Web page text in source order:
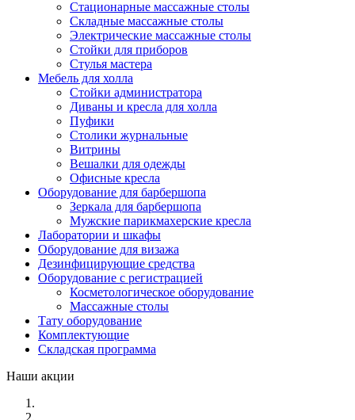
Стационарные массажные столы
Складные массажные столы
Электрические массажные столы
Стойки для приборов
Стулья мастера
Мебель для холла
Стойки администратора
Диваны и кресла для холла
Пуфики
Столики журнальные
Витрины
Вешалки для одежды
Офисные кресла
Оборудование для барбершопа
Зеркала для барбершопа
Мужские парикмахерские кресла
Лаборатории и шкафы
Оборудование для визажа
Дезинфицирующие средства
Оборудование с регистрацией
Косметологическое оборудование
Массажные столы
Тату оборудование
Комплектующие
Складская программа
Наши акции